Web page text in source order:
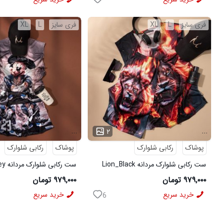
فری سایز L
XL
۲
...
پوشاک
رکابی شلوارک
ست رکابی شلوارک مردانه Lion_Black
مدل 3997
۹۷۹,۰۰۰ تومان
خرید سریع 6
فری سایز L
XL
...
پوشاک
رکابی شلوارک
3996
۹۷۹,۰۰۰ تومان
خرید سریع